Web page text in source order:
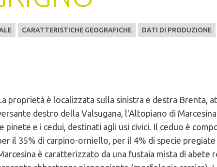
CARATTERISTICHE GEOGRAFICHE DATI DI PRODUZIONE
proprietà è localizzata sulla sinistra e destra Brenta,
destro della Valsugana, l'Altopiano di
pinete e i cedui, destinati agli usi civici. Il ceduo è
il 35% di carpino-orniello, per il 4% di specie
è caratterizzato da una fustaia mista di abete
comune di Comune di Grigno
cliccando qui